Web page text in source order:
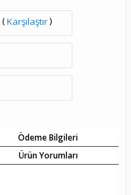
(Karşılaştır)
Ödeme Bilgileri
Ürün Yorumları